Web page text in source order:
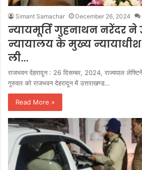
Simant Samachar December 26, 2024
न्यायमूर्ति गुहनाथन नरेंदर ने
न्यायालय के मुख्य
ली…
राजभवन देहरादून : 26 दिसम्बर, 2024, राज्यपाल
गुरुवार को राजभवन देहरादून में उत्तराखण्ड…
Read More »